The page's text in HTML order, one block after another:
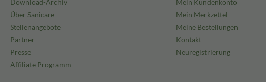
Download-Archiv
Über Sanicare
Stellenangebote
Partner
Presse
Affiliate Programm
Mein Kundenkonto
Mein Merkzettel
Meine Bestellungen
Kontakt
Neuregistrierung